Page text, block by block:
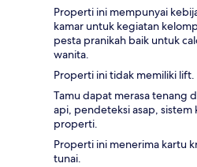
Properti ini mempunyai
kamar untuk kegiatan
pesta pranikah baik untuk
wanita.
Properti ini tidak memiliki lift.
Tamu dapat merasa tenang
api, pendeteksi asap, sistem
properti.
Properti ini menerima kartu
tunai.